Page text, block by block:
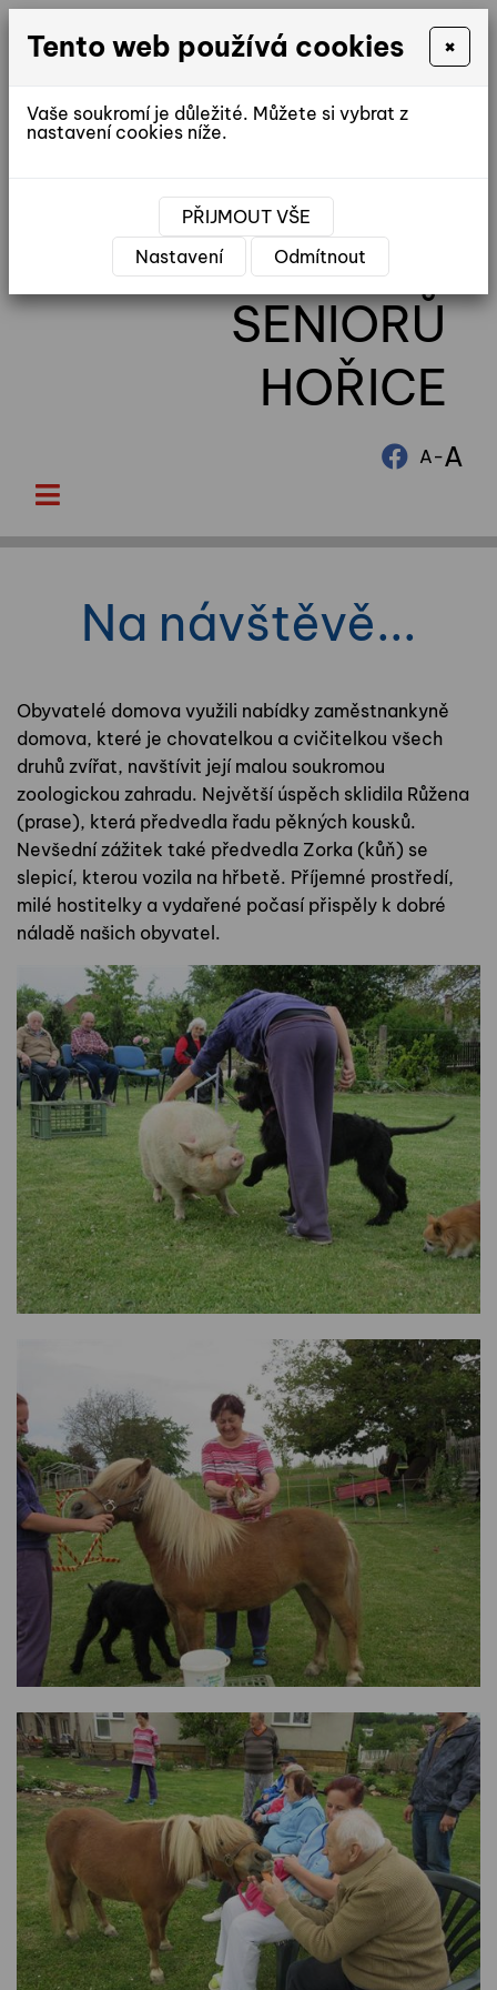
reditel@ddhorice.cz
DOMOV
SENIORŮ
HOŘICE
A-A
Na návštěvě...
Obyvatelé domova využili nabídky zaměstnankyně
domova, které je chovatelkou a cvičitelkou všech
druhů zvířat, navštívit její malou soukromou
zoologickou zahradu. Největší úspěch sklidila Růžena
(prase), která předvedla řadu pěkných kousků.
Nevšední zážitek také předvedla Zorka (kůň) se
slepicí, kterou vozila na hřbetě. Příjemné prostředí,
milé hostitelky a vydařené počasí přispěly k dobré
náladě našich obyvatel.
Tento web používá cookies ×
Vaše soukromí je důležité. Můžete si vybrat z
nastavení cookies níže.
PŘIJMOUT VŠE
Nastavení
Odmítnout